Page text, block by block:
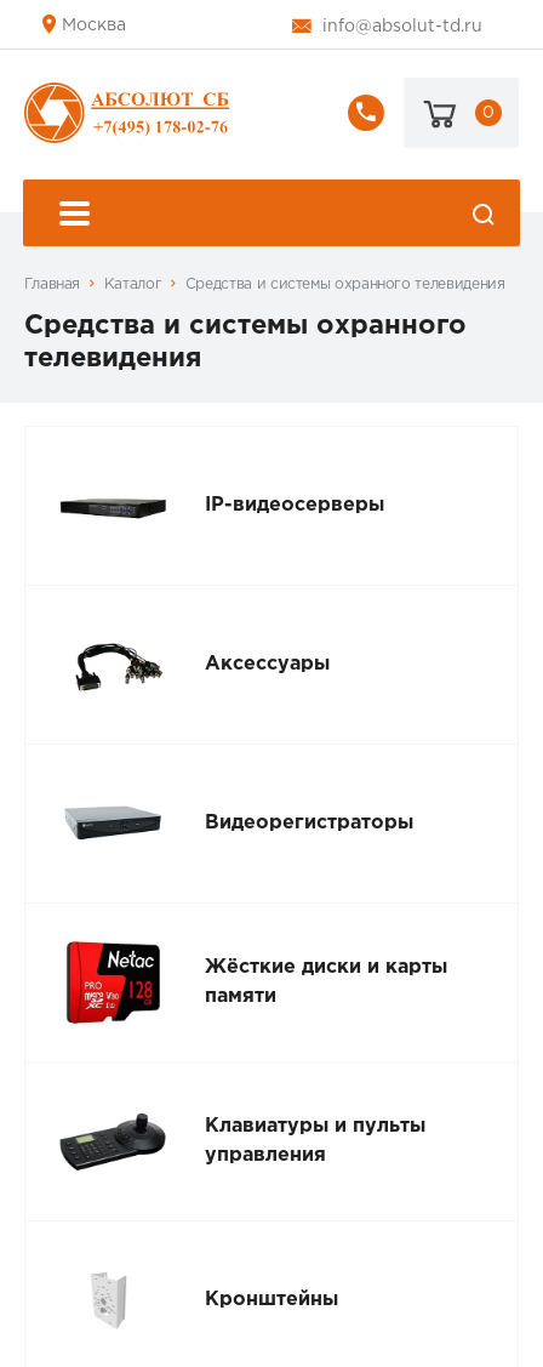
Москва info@absolut-td.ru
+7
178-
0
Главная Каталог Средства и системы охранного телевидения
Средства и системы охранного
телевидения
IP-видеосерверы
Аксессуары
Видеорегистраторы
Жёсткие диски и карты
памяти
Клавиатуры и пульты
управления
Кронштейны